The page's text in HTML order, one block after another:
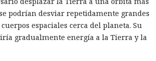
podrían desviar repetidamente grandes
espaciales cerca del planeta. Su
gradualmente energía a la Tierra y la